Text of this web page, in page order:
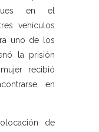
en el
vehículos
uno de los
la prisión
recibió
en
de